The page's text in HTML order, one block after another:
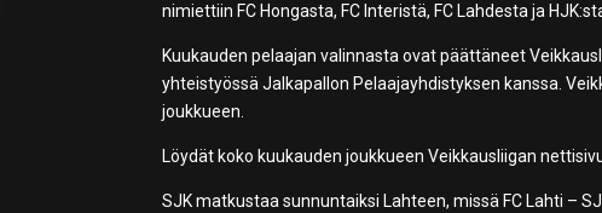
nimiettiin FC Hongasta, FC Interistä, FC Lahdesta ja
Kuukauden pelaajan valinnasta ovat päättäneet
yhteistyössä Jalkapallon Pelaajayhdistyksen kanssa.
joukkueen.
Löydät koko kuukauden joukkueen Veikkausliigan
SJK matkustaa sunnuntaiksi Lahteen, missä FC Lahti –